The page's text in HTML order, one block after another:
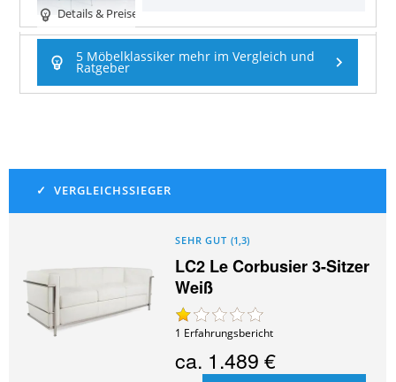
Details & Preise
5 Möbelklassiker mehr im Vergleich und
Ratgeber
SEHR GUT (1,3)
LC2 Le Corbusier 3-Sitzer
Weiß
1 Erfahrungsbericht
ca. 1.489 €